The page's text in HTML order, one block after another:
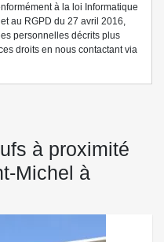
à la loi Informatique
au RGPD du 27 avril 2016,
personnelles décrits plus
droits en nous contactant via
à proximité
Michel à